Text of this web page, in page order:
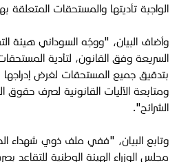
الواجبة تأديتها والمستحقات المتعلقة
وأضاف البيان، "ووجّه السوداني هيئة
السريعة وفق القانون، لتأدية
ومتابعة الآليات القانونية لصرف
الشرائح".
وتابع البيان، "ففي ملف ذوي شهداء
مجلس الوزراء الهيئة الوطنية للتقاعد